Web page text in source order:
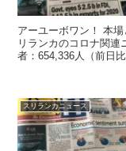
アーユーボワン！ 本場とは別物なんですよねぇ。ラーメンもか。 ス
リランカのコロナ関連ニュース 今朝時点、ス
者：654,336人（前日
スリランカニュース